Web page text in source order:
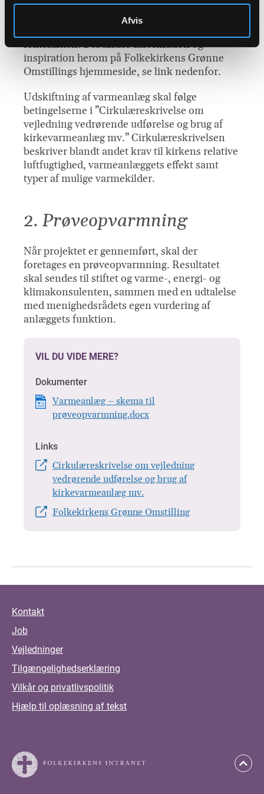
Afvis
Udskiftning af fossile varmeanlæg (olie- og
gasfyr) til mere bæredygtige alternativer er
folkekirken. Der findes information og
inspiration herom på Folkekirkens Grønne
Omstillings hjemmeside, se link nedenfor.
Udskiftning af varmeanlæg skal følge
betingelserne i ”Cirkulæreskrivelse om
vejledning vedrørende udførelse og brug af
kirkevarmeanlæg mv.” Cirkulæreskrivelsen
beskriver blandt andet krav til kirkens relative
luftfugtighed, varmeanlæggets effekt samt
typer af mulige varmekilder.
2. Prøveopvarmning
Når projektet er gennemført, skal der
foretages en prøveopvarmning. Resultatet
skal sendes til stiftet og varme-, energi- og
klimakonsulenten, sammen med en udtalelse
med menighedsrådets egen vurdering af
anlæggets funktion.
VIL DU VIDE MERE?
Dokumenter
Varmeanlæg – skema til
prøveopvarmning.docx
Links
Cirkulæreskrivelse om vejledning
vedrørende udførelse og brug af
kirkevarmeanlæg mv.
Folkekirkens Grønne Omstilling
Kontakt
Job
Vejledninger
Tilgængelighedserklæring
Vilkår og privatlivspolitik
Hjælp til oplæsning af tekst